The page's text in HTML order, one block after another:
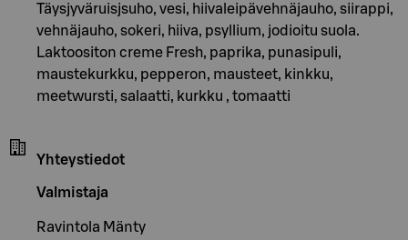
Täysjyväruisjsuho, vesi, hiivaleipävehnäjauho, siirappi,
vehnäjauho, sokeri, hiiva, psyllium, jodioitu suola.
Laktoositon creme Fresh, paprika, punasipuli,
maustekurkku, pepperon, mausteet, kinkku,
meetwursti, salaatti, kurkku , tomaatti
Yhteystiedot
Valmistaja
Ravintola Mänty